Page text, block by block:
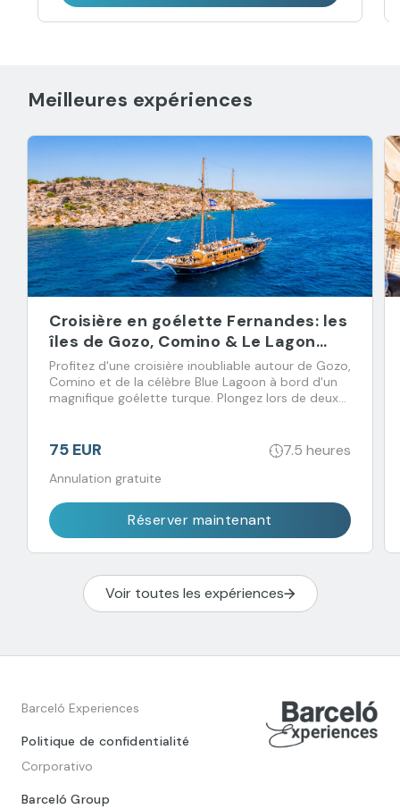
Meilleures expériences
Croisière en goélette Fernandes: les
îles de Gozo, Comino & Le Lagon
Bleu
Profitez d'une croisière inoubliable autour de Gozo,
Comino et de la célèbre Blue Lagoon à bord d'un
magnifique goélette turque. Plongez lors de deux
75 EUR 7.5 heures
Annulation gratuite
Réserver maintenant
Voir toutes les expériences
Barceló Experiences
Politique de confidentialité
Corporativo
Barceló Group